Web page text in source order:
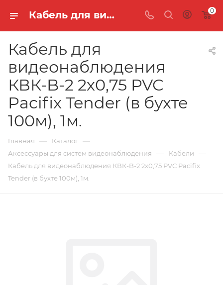
Кабель для видеонаблюдения КВК-B-2 2х0,75 PVC Pacifix Tender (в бухте 100м), 1м. 0
Кабель для
видеонаблюдения
КВК-B-2 2х0,75 PVC
Pacifix Tender (в бухте
100м), 1м.
Главная — Каталог —
Аксессуары для систем видеонаблюдения — Кабели —
Кабель для видеонаблюдения КВК-B-2 2х0,75 PVC Pacifix
Tender (в бухте 100м), 1м.